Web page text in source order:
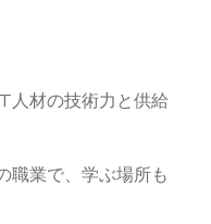
人材の技術力と供給
職業で、学ぶ場所も